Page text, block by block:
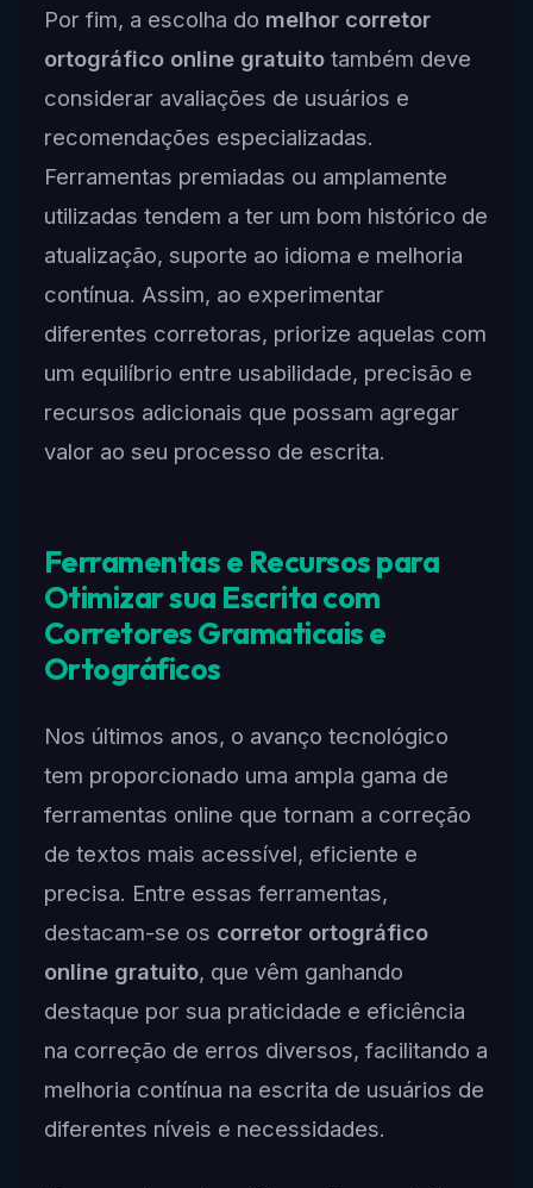
Por fim, a escolha do melhor corretor
ortográfico online gratuitotambém deve
considerar avaliações de usuários e
recomendações especializadas.
Ferramentas premiadas ou amplamente
utilizadas tendem a ter um bom histórico de
atualização, suporte ao idioma e melhoria
contínua. Assim, ao experimentar
diferentes corretoras, priorize aquelas com
um equilíbrio entre usabilidade, precisão e
recursos adicionais que possam agregar
valor ao seu processo de escrita.
Ferramentas e Recursos para
Otimizar sua Escrita com
Corretores Gramaticais e
Ortográficos
Nos últimos anos, o avanço tecnológico
tem proporcionado uma ampla gama de
ferramentas online que tornam a correção
de textos mais acessível, eficiente e
precisa. Entre essas ferramentas,
destacam-se os corretor ortográfico
online gratuito, que vêm ganhando
destaque por sua praticidade e eficiência
na correção de erros diversos, facilitando a
melhoria contínua na escrita de usuários de
diferentes níveis e necessidades.